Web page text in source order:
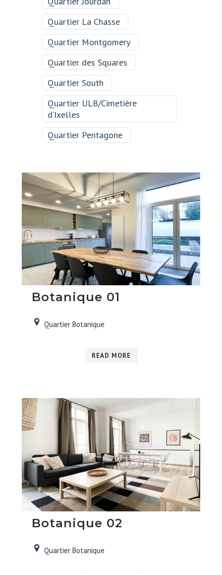
Quartier La Chasse
Quartier Montgomery
Quartier des Squares
Quartier South
Quartier ULB/Cimetière
d’Ixelles
Quartier Pentagone
Botanique 01
Quartier Botanique
READ MORE
Botanique 02
Quartier Botanique